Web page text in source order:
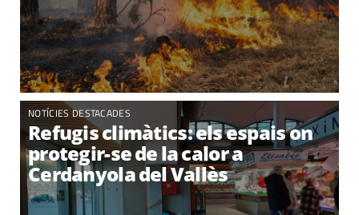
NOTÍCIES DESTACADES
Refugis climàtics: els espais on
protegir-se de la calor a
Cerdanyola del Vallès